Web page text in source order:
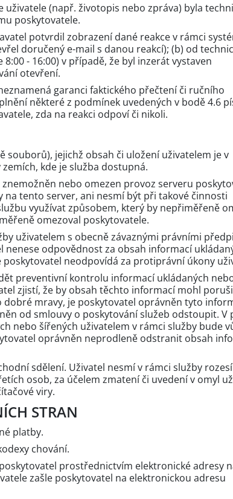
uživatele (např. životopis nebo zpráva) byla
poskytovatele.
potvrdil zobrazení dané reakce v rámci
doručený e-mail s danou reakcí); (b) od
- 16:00) v případě, že byl inzerát vystaven
otevření.
garanci faktického přečtení či ručního
některé z podmínek uvedených v bodě 4.6
zda na reakci odpoví či nikoli.
souborů), jejichž obsah či uložení uživatelem je v
kde je služba dostupná.
nebo omezen provoz serveru
tento server, ani nesmí být při takové činnosti
využívat způsobem, který by nepřiměřeně
omezoval poskytovatele.
uživatelem s obecně závaznými právními
odpovědnost za obsah informací
neodpovídá za protiprávní úkony
preventivní kontrolu informací ukládaných
zjistí, že by obsah těchto informací mohl
mravy, je poskytovatel oprávněn tyto
od smlouvy o poskytování služeb odstoupit. V
nebo šířených uživatelem v rámci služby bude
oprávněn neprodleně odstranit obsah
sdělení. Uživatel nesmí v rámci služby
osob, za účelem zmatení či uvedení v omyl
viry.
STRAN
platby.
chování.
prostřednictvím elektronické adresy
zašle poskytovatel na elektronickou adresu